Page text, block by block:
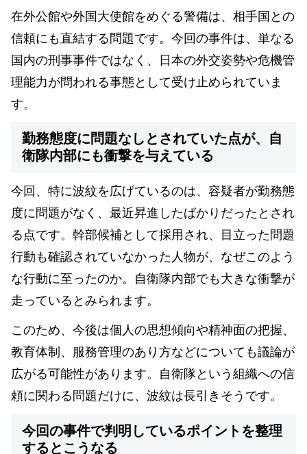
在外公館や外国大使館をめぐる警備は、相手国との
信頼にも直結する問題です。今回の事件は、単なる
国内の刑事事件ではなく、日本の外交姿勢や危機管
理能力が問われる事態として受け止められていま
す。
勤務態度に問題なしとされていた点が、自
衛隊内部にも衝撃を与えている
今回、特に波紋を広げているのは、容疑者が勤務態
度に問題がなく、最近昇進したばかりだったとされ
る点です。幹部候補として採用され、目立った問題
行動も確認されていなかった人物が、なぜこのよう
な行動に至ったのか。自衛隊内部でも大きな衝撃が
走っているとみられます。
このため、今後は個人の思想傾向や精神面の把握、
教育体制、服務管理のあり方などについても議論が
広がる可能性があります。自衛隊という組織への信
頼に関わる問題だけに、波紋は長引きそうです。
今回の事件で判明しているポイントを整理
するとこうなる